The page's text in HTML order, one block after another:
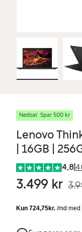
Nedsat: Spar 500 kr
Lenovo
| 16GB |
4,8|
3.499 kr